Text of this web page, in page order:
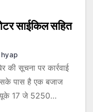
साईकिल सहित
सूचना पर कार्रवाई
पास है एक बजाज
यूके 17 जे 5250…